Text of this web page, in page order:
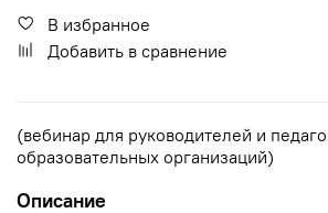
В избранное
Добавить в сравнение
(вебинар для руководителей и
образовательных организаций)
Описание